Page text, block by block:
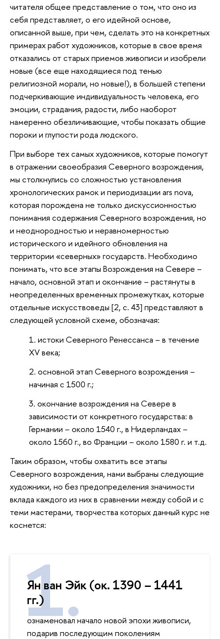
читателя общее представление о том, что оно из
себя представляет, о его идейной основе,
описанной выше, при чем, сделать это на конкретных
примерах работ художников, которые в свое время
отказались от старых приемов живописи и изобрели
новые (все еще находящиеся под тенью
религиозной морали, но новые!), в большей степени
подчеркивающие индивидуальность человека, его
эмоции, страдания, радости, либо наоборот
намеренно обезличивающие, чтобы показать общие
пороки и глупости рода людского.
При выборе тех самых художников, которые помогут
в отражении своеобразия Северного возрождения,
мы столкнулись со сложностью установления
хронологических рамок и периодизации ars nova,
которая порождена не только дискуссионностью
понимания содержания Северного возрождения, но
и неоднородностью и неравномерностью
исторического и идейного обновления на
территории «северных» государств. Необходимо
понимать, что все этапы Возрождения на Севере –
начало, основной этап и окончание – растянуты в
неопределенных временных промежутках, которые
отдельные искусствоведы [2, с. 43] представляют в
следующей условной схеме, обозначая:
истоки Северного Ренессанса – в течение
XV века;
основной этап Северного возрождения –
начиная с 1500 г.;
окончание возрождения на Севере в
зависимости от конкретного государства: в
Германии – около 1540 г., в Нидерландах –
около 1560 г., во Франции – около 1580 г. и т.д.
Таким образом, чтобы охватить все этапы
Северного возрождения, нами выбраны следующие
художники, но без предопределения значимости
вклада каждого из них в сравнении между собой и с
теми мастерами, творчества которых данный курс не
коснется:
Ян ван Эйк (ок. 1390 – 1441
гг.)
ознаменовал начало новой эпохи живописи,
подарив последующим поколениям